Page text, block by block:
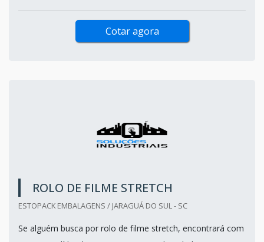
Cotar agora
ROLO DE FILME STRETCH
ESTOPACK EMBALAGENS / JARAGUÁ DO SUL - SC
Se alguém busca por rolo de filme stretch, encontrará com